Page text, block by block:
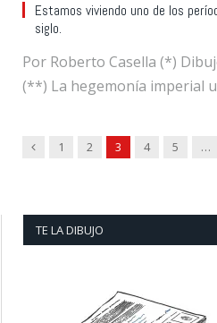
Estamos viviendo uno de los
siglo.
Por Roberto Casella (*)
(**) La hegemonía imperial
Previous
1 2 3 4 5 …
TE LA DIBUJO